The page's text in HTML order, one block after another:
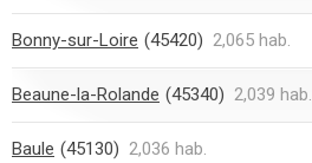
Bonny-sur-Loire (45420) 2,065 hab.
Beaune-la-Rolande (45340) 2,039 hab.
Baule (45130) 2,036 hab.